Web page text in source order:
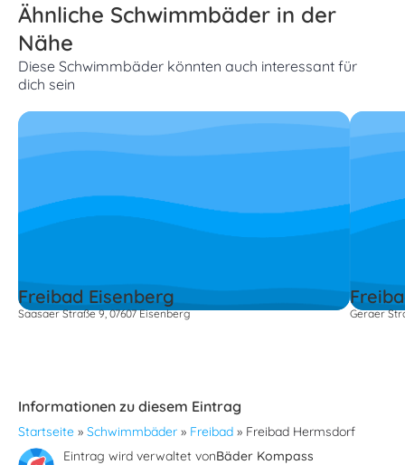
Ähnliche Schwimmbäder in der
Nähe
Diese Schwimmbäder könnten auch interessant für
dich sein
Freibad Eisenberg
Saasaer Straße 9, 07607 Eisenberg Geraer
Informationen zu diesem Eintrag
Startseite » Schwimmbäder » Freibad » Freibad Hermsdorf
Eintrag wird verwaltet vonBäder Kompass